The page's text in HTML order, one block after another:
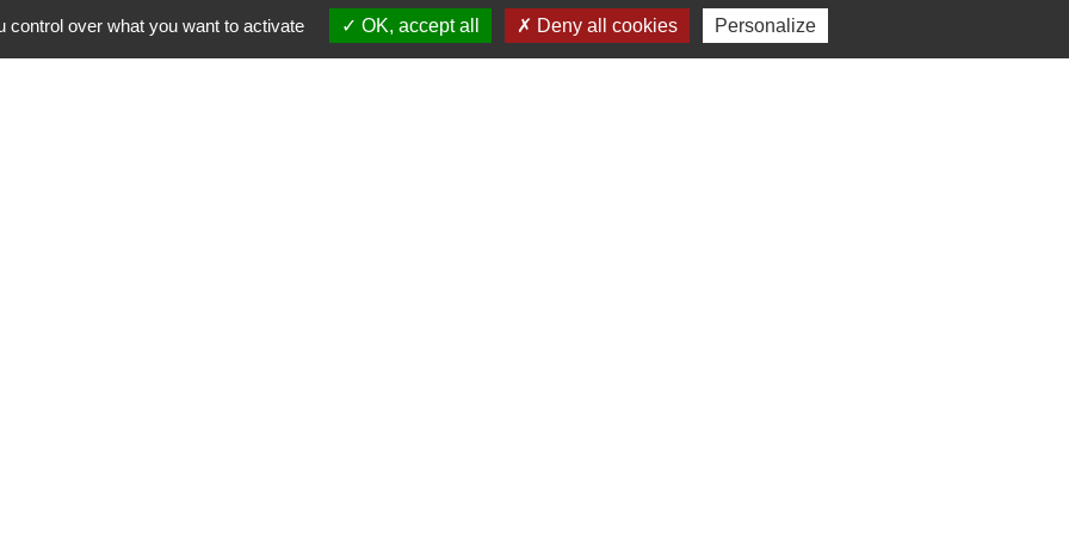
Contacts
Mairie de Pont de Chéruy
over what you want to activate OK, accept all Deny all cookies Personalize